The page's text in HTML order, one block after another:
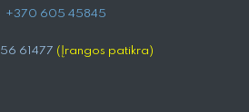
+370 605 4584​5
61477 (Įrangos patikra)